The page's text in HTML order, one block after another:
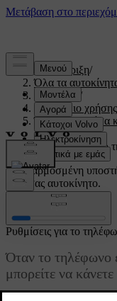
Υποστήριξη/
Όλα τα
V60 2022 /
Εγχειρίδιο χρήσης
Ήχος, πολυμέσα
Τηλέφωνο/
Ρυθμίσεις για το
Προσαρμοσμένη
δικό σας αυτοκίνητο.
Ρυθμίσεις για το
Όταν το τηλέφωνο
μπορείτε να